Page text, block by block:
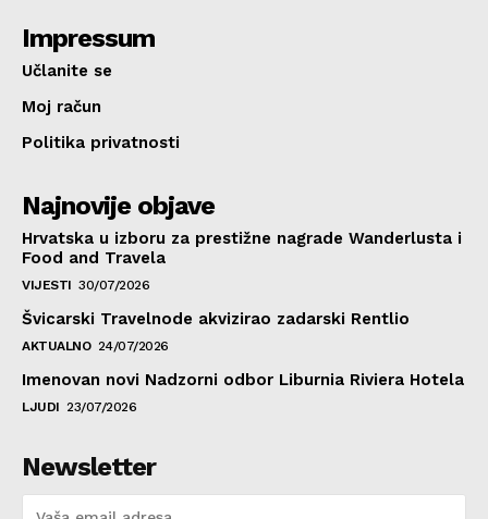
Impressum
Učlanite se
Moj račun
Politika privatnosti
Najnovije objave
Hrvatska u izboru za prestižne nagrade Wanderlusta i
Food and Travela
VIJESTI 30/07/2026
Švicarski Travelnode akvizirao zadarski Rentlio
AKTUALNO 24/07/2026
Imenovan novi Nadzorni odbor Liburnia Riviera Hotela
LJUDI 23/07/2026
Newsletter